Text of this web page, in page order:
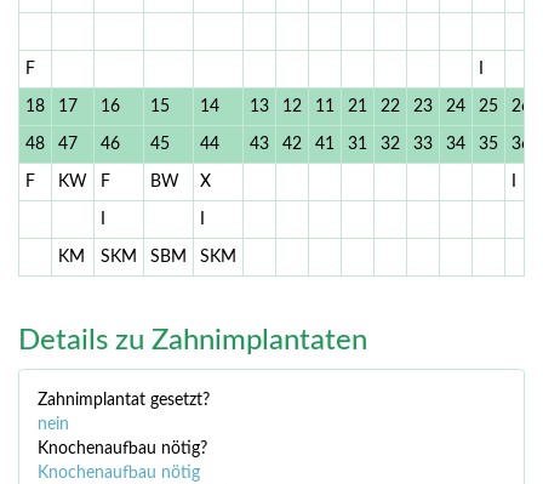
F
18 17 16 15 14 13 12 11 21 22 23 24 25 26
48 47 46 45 44 43 42 41 31 32 33 34 35 36
F KW F BW X
KM SKM SBM SKM
Details zu Zahnimplantaten
Zahnimplantat gesetzt?
nein
Knochenaufbau nötig?
Knochenaufbau nötig